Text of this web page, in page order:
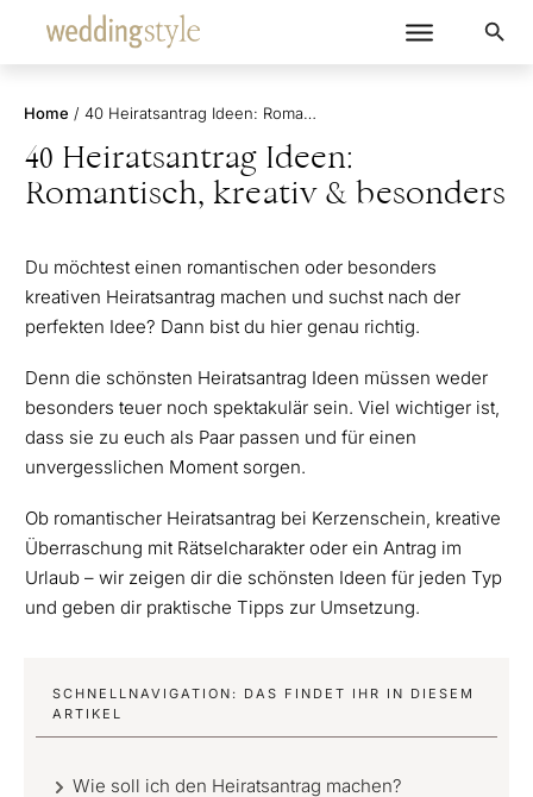
Home / 40 Heiratsantrag Ideen: Romantisch, kreativ & besonders
40 Heiratsantrag Ideen:
Romantisch, kreativ & besonders
Du möchtest einen romantischen oder besonders
kreativen Heiratsantrag machen und suchst nach der
perfekten Idee? Dann bist du hier genau richtig.
Denn die schönsten Heiratsantrag Ideen müssen weder
besonders teuer noch spektakulär sein. Viel wichtiger ist,
dass sie zu euch als Paar passen und für einen
unvergesslichen Moment sorgen.
Ob romantischer Heiratsantrag bei Kerzenschein, kreative
Überraschung mit Rätselcharakter oder ein Antrag im
Urlaub – wir zeigen dir die schönsten Ideen für jeden Typ
und geben dir praktische Tipps zur Umsetzung.
SCHNELLNAVIGATION: DAS FINDET IHR IN DIESEM
ARTIKEL
Wie soll ich den Heiratsantrag machen?